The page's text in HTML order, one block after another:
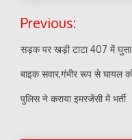
Post
navigation
Previous:
सड़क पर खड़ी टाटा 407 में घुसा
बाइक सवार,गंभीर रूप से घायल
पुलिस ने कराया इमरजेंसी में भर्ती